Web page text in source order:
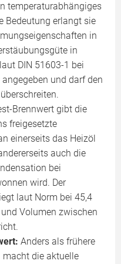
temperaturabhängiges
Bedeutung erlangt sie
in
in
DIN 51603-1 bei
und darf den
Brennwert gibt die
freigesetzte
einerseits das Heizöl
auch die
bei
wird. Der
laut Norm bei 45,4
Volumen zwischen
Anders als frühere
macht die aktuelle